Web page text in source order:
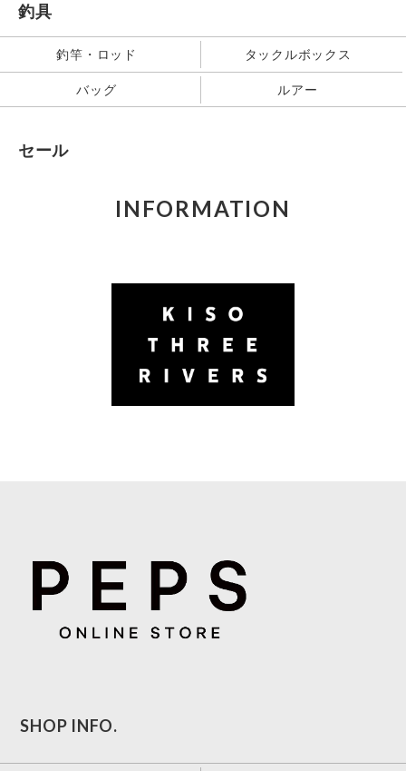
釣具
釣竿・ロッド タックルボックス
バッグ ルアー
セール
INFORMATION
SHOP INFO.